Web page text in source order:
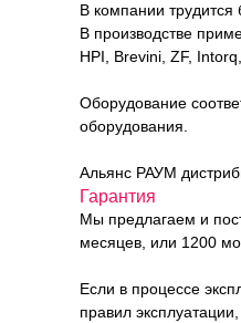
В компании трудится
В производстве
HPI, Brevini, ZF,
Оборудование
оборудования.
Альянс РАУМ
Гарантия
Мы предлагаем и
месяцев, или 1200
Если в процессе
правил